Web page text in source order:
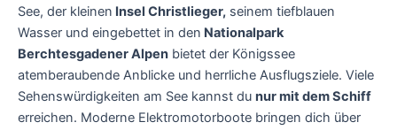
See, der kleinen Insel Christlieger, seinem tiefblauen
Wasser und eingebettet in den Nationalpark
Berchtesgadener Alpen bietet der Königssee
atemberaubende Anblicke und herrliche Ausflugsziele. Viele
Sehenswürdigkeiten am See kannst du nur mit dem Schiff
erreichen. Moderne Elektromotorboote bringen dich über